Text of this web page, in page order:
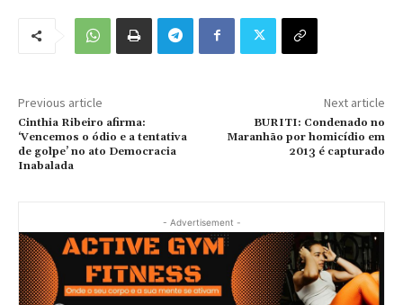
Previous article
Cinthia Ribeiro afirma:
‘Vencemos o ódio e a tentativa
de golpe’ no ato Democracia
Inabalada
Next article
BURITI: Condenado no
Maranhão por homicídio em
2013 é capturado
- Advertisement -